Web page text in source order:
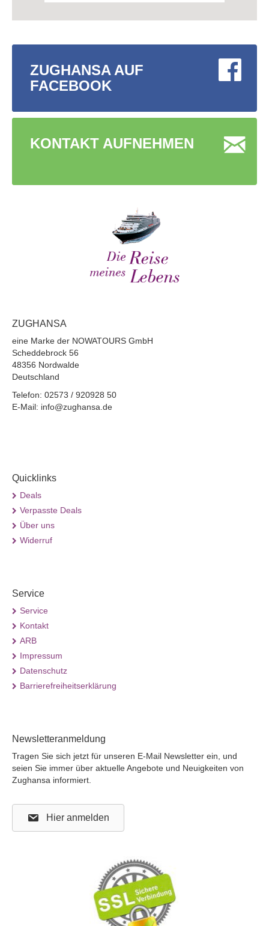
ZUGHANSA AUF
FACEBOOK
KONTAKT AUFNEHMEN
ZUGHANSA
eine Marke der NOWATOURS GmbH
Scheddebrock 56
48356 Nordwalde
Deutschland
Telefon: 02573 / 920928 50
E-Mail: info@zughansa.de
Quicklinks
Deals
Verpasste Deals
Über uns
Widerruf
Service
Service
Kontakt
ARB
Impressum
Datenschutz
Barrierefreiheitserklärung
Newsletteranmeldung
Tragen Sie sich jetzt für unseren E-Mail Newsletter ein, und
seien Sie immer über aktuelle Angebote und Neuigkeiten von
Zughansa informiert.
Hier anmelden